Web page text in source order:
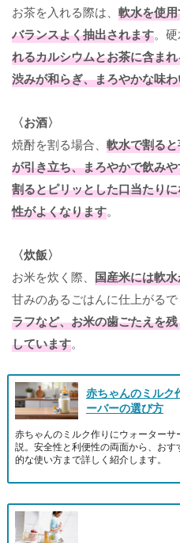
お茶を入れる際は、 軟水を使
バランスよく抽出されます。
れるカルシウムとお茶に含ま
渋みが和らぎ、まろやかな味
〈お酒〉
焼酎を割る場合、 軟水で割る
が引き立ち、まろやかで飲み
割るとピリッとした口当たり
性がよくなります。
〈炊飯〉
お米を炊く際、 国産米には軟
甘みのあるごはんに仕上がるで
ラフなど、お米の歯ごたえを
しています。
赤ちゃんのミルク
ーバーの選び方
赤ちゃんのミルク作りにウォーター
説。安全性と利便性の両面から、お
的な使い方まで詳しく紹介します。